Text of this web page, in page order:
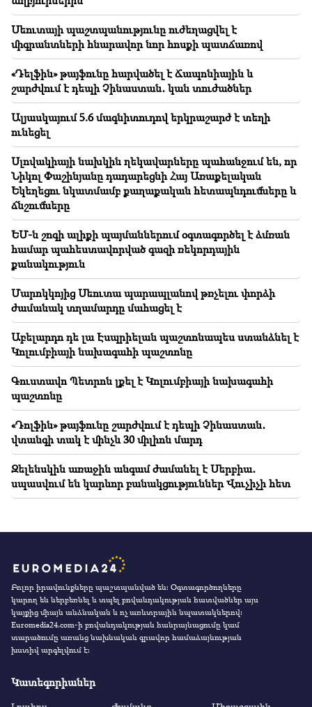
շրջանակներում
18:44
Ռուբիո․ ԱՄՆ-ը 201 մլն դոլար է հատկացրել TRIPP-
ի և Միջին միջանցքի զարգացման համար
18:34
Պատրաստ եմ աշխատել երկկողմ
հարաբերությունների զարգացման ուղղությամբ.
Չինաստանի ԱԳ նախարարը՝ Միրզոյանին
18:00
Պետք է խաղադաշտում ապացուցեմ, որ արժանի եմ․
Մխիթարյանը՝ «Ինտերում» իր ապագայի մասին
Սեուտայի ​​պաշտպանությունը ուժեղացվել է
միգրանտների հնարավոր նոր հոսքի պատճառով
«Դելֆին» թայֆունը հարվածել է Ճապոնիային և
շարժվում է դեպի Չինաստան․ կան տուժածներ
Ալյասկայում 5.6 մագնիտուդով երկրաշարժ է տեղի
ունեցել
Սլովակիայի նախկին ղեկավարները պահանջում են, որ
Նիկոլ Փաշինյանը դադարեցնի Հայ Առաքելական
Եկեղեցու նկատմամբ քաղաքական հետապնդումները և
ճնշումները
ԵՄ-ն շոգի ալիքի պայմաններում օգտագործել է ձմռան
համար պահեստավորված գազի ռեկորդային
քանակություն
Մարոկկոյից Սեուտա պարապլանով թռչելու փորձի
ժամանակ տղամարդը մահացել է
Աբելարդո դե լա Էսպրիելան պաշտոնապես ստանձնել է
Կոլումբիայի նախագահի պաշտոնը
Գուստավո Պետրոն լքել է Կոլումբիայի նախագահի
պաշտոնը
«Դոլֆին» թայֆունը շարժվում է դեպի Չինաստան․
վտանգի տակ է մինչև 30 միլիոն մարդ
Զելենսկին առաջին անգամ ժամանել է Սերբիա․
սպասվում են կարևոր բանակցություններ Վուչիչի հետ
Բոլոր իրավունքները պաշտպանված են։ Օգտագործողները
կարող են ներբեռնել և տպել բովանդակության հատվածներ այս
կայքից միայն անձնական և ոչ առևտրային նպատակներով:
Euromedia24.com-ի բովանդակության հանրայնացումը կամ
տարածումը առանց նախնական գրավոր համաձայնության
խստիվ արգելվում է:
Կատեգորիաներ